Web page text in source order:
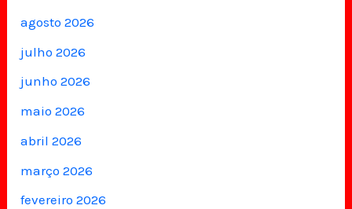
agosto 2026
julho 2026
junho 2026
maio 2026
abril 2026
março 2026
fevereiro 2026